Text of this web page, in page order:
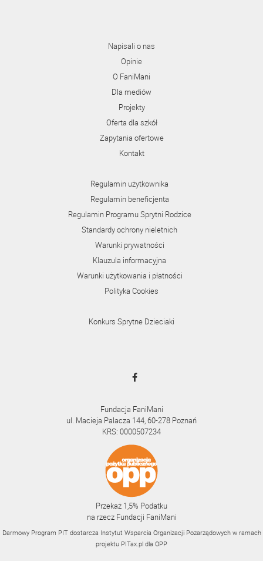
Napisali o nas
Opinie
O FaniMani
Dla mediów
Projekty
Oferta dla szkół
Zapytania ofertowe
Kontakt
Regulamin użytkownika
Regulamin beneficjenta
Regulamin Programu Sprytni Rodzice
Standardy ochrony nieletnich
Warunki prywatności
Klauzula informacyjna
Warunki użytkowania i płatności
Polityka Cookies
Konkurs Sprytne Dzieciaki
Fundacja FaniMani
ul. Macieja Palacza 144, 60-278 Poznań
KRS: 0000507234
Przekaż 1,5% Podatku
na rzecz Fundacji FaniMani
Darmowy Program PIT dostarcza Instytut Wsparcia Organizacji Pozarządowych w ramach
projektu PITax.pl dla OPP